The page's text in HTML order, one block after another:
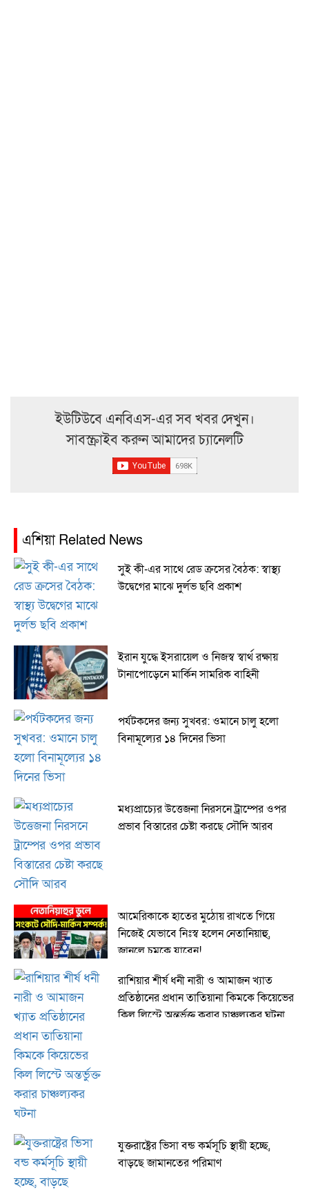
ইউটিউবে এনবিএস-এর সব খবর দেখুন।
সাবস্ক্রাইব করুন আমাদের চ্যানেলটি
এশিয়া Related News
সুই কী-এর সাথে রেড ক্রসের বৈঠক: স্বাস্থ্য
উদ্বেগের মাঝে দুর্লভ ছবি প্রকাশ
ইরান যুদ্ধে ইসরায়েল ও নিজস্ব স্বার্থ রক্ষায়
টানাপোড়েনে মার্কিন সামরিক বাহিনী
পর্যটকদের জন্য সুখবর: ওমানে চালু হলো
বিনামূল্যের ১৪ দিনের ভিসা
মধ্যপ্রাচ্যের উত্তেজনা নিরসনে ট্রাম্পের ওপর
প্রভাব বিস্তারের চেষ্টা করছে সৌদি আরব
আমেরিকাকে হাতের মুঠোয় রাখতে গিয়ে
নিজেই যেভাবে নিঃস্ব হলেন নেতানিয়াহু,
জানলে চমকে যাবেন!
রাশিয়ার শীর্ষ ধনী নারী ও আমাজন খ্যাত
প্রতিষ্ঠানের প্রধান তাতিয়ানা কিমকে কিয়েভের
কিল লিস্টে অন্তর্ভুক্ত করার চাঞ্চল্যকর ঘটনা
যুক্তরাষ্ট্রের ভিসা বন্ড কর্মসূচি স্থায়ী হচ্ছে,
বাড়ছে জামানতের পরিমাণ